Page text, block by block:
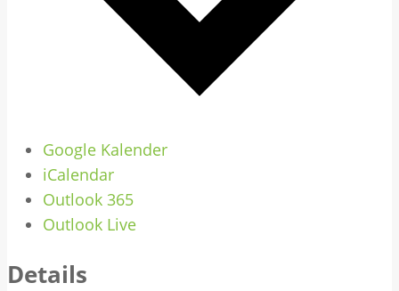
Google Kalender
iCalendar
Outlook 365
Outlook Live
Details